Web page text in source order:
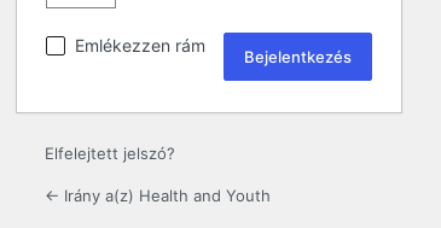
Emlékezzen rám
Elfelejtett jelszó?
← Irány a(z) Health and Youth